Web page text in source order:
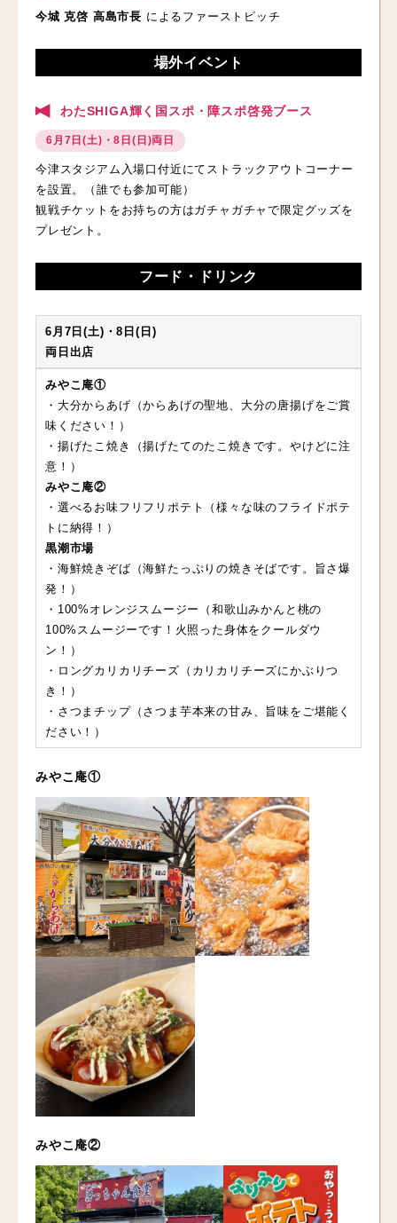
今城 克啓 高島市長 によるファーストピッチ
場外イベント
わたSHIGA輝く国スポ・障スポ啓発ブース
6月7日(土)・8日(日)両日
今津スタジアム入場口付近にてストラックアウトコーナー
を設置。（誰でも参加可能）
観戦チケットをお持ちの方はガチャガチャで限定グッズを
プレゼント。
フード・ドリンク
6月7日(土)・8日(日)
両日出店
みやこ庵①
・大分からあげ（からあげの聖地、大分の唐揚げをご賞
味ください！）
・揚げたこ焼き（揚げたてのたこ焼きです。やけどに注
意！）
みやこ庵②
・選べるお味フリフリポテト（様々な味のフライドポテ
トに納得！）
黒潮市場
・海鮮焼きぞば（海鮮たっぷりの焼きそばです。旨さ爆
発！）
・100%オレンジスムージー（和歌山みかんと桃の
100%スムージーです！火照った身体をクールダウ
ン！）
・ロングカリカリチーズ（カリカリチーズにかぶりつ
き！）
・さつまチップ（さつま芋本来の甘み、旨味をご堪能く
ださい！）
みやこ庵①
みやこ庵②